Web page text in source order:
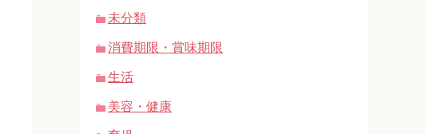
未分類
消費期限・賞味期限
生活
美容・健康